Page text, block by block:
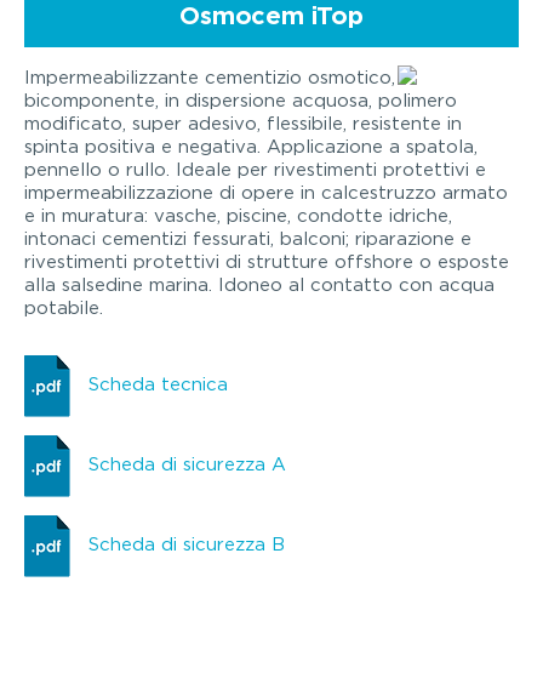
Osmocem iTop
Impermeabilizzante cementizio osmotico,
bicomponente, in dispersione acquosa, polimero
modificato, super adesivo, flessibile, resistente in
spinta positiva e negativa. Applicazione a spatola,
pennello o rullo. Ideale per rivestimenti protettivi e
impermeabilizzazione di opere in calcestruzzo armato
e in muratura: vasche, piscine, condotte idriche,
intonaci cementizi fessurati, balconi; riparazione e
rivestimenti protettivi di strutture offshore o esposte
alla salsedine marina. Idoneo al contatto con acqua
potabile.
Scheda tecnica
Scheda di sicurezza A
Scheda di sicurezza B